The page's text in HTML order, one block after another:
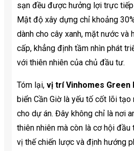
sạn đều được hưởng lợi trực
Mật độ xây dựng chỉ khoảng
dành cho cây xanh, mặt nước và
cấp, khẳng định tầm nhìn phát
với thiên nhiên của chủ đầu tư.
Tóm lại, vị trí Vinhomes Green
biển Cần Giờ là yếu tố cốt lõi
cho dự án. Đây không chỉ là nơi
thiên nhiên mà còn là cơ hội
vị thế chiến lược và định hướng